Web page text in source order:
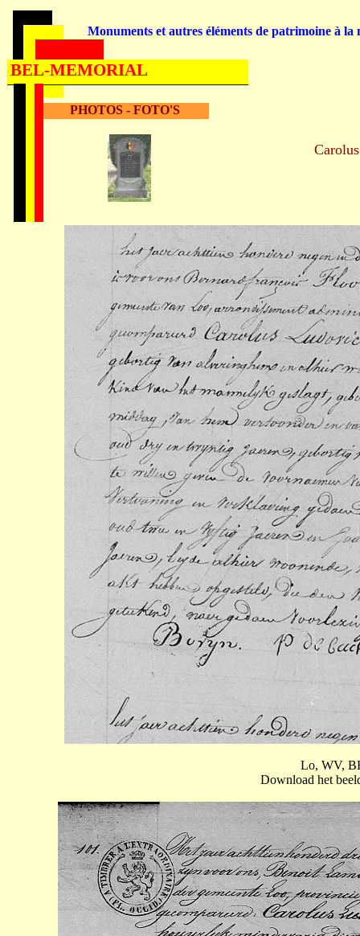
PHOTOS - FOTO'S
Lo, WV,
Download het
Monuments et autres éléments de patrimoine à la
BEL-MEMORIAL